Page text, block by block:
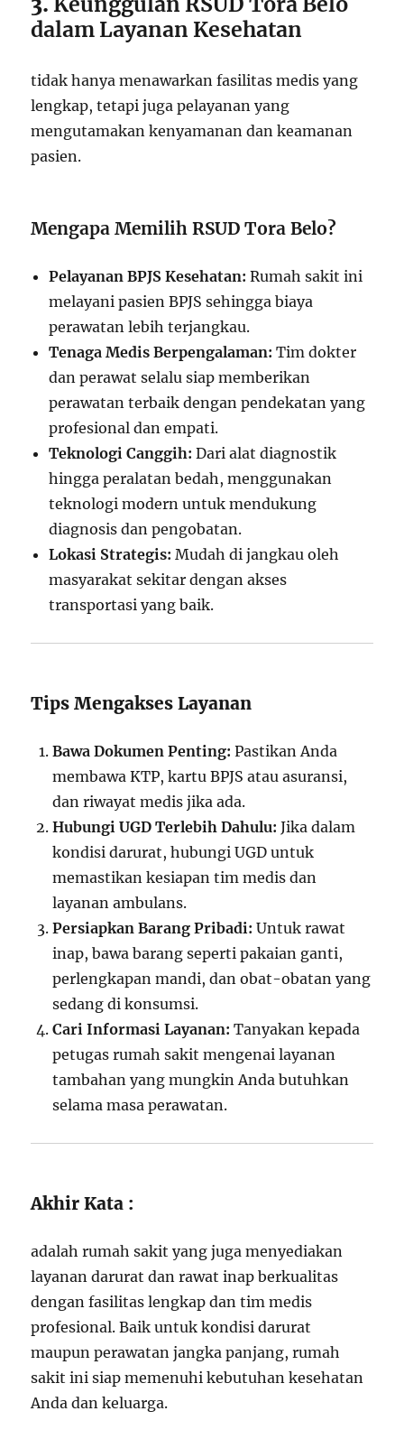
dalam Layanan Kesehatan
tidak hanya menawarkan fasilitas medis yang
lengkap, tetapi juga pelayanan yang
mengutamakan kenyamanan dan keamanan
pasien.
Mengapa Memilih RSUD Tora Belo?
Pelayanan BPJS Kesehatan: Rumah sakit ini
melayani pasien BPJS sehingga biaya
perawatan lebih terjangkau.
Tenaga Medis Berpengalaman: Tim dokter
dan perawat selalu siap memberikan
perawatan terbaik dengan pendekatan yang
profesional dan empati.
Teknologi Canggih: Dari alat diagnostik
hingga peralatan bedah, menggunakan
teknologi modern untuk mendukung
diagnosis dan pengobatan.
Lokasi Strategis: Mudah di jangkau oleh
masyarakat sekitar dengan akses
transportasi yang baik.
Tips Mengakses Layanan
Bawa Dokumen Penting: Pastikan Anda
membawa KTP, kartu BPJS atau asuransi,
dan riwayat medis jika ada.
Hubungi UGD Terlebih Dahulu: Jika dalam
kondisi darurat, hubungi UGD untuk
memastikan kesiapan tim medis dan
layanan ambulans.
Persiapkan Barang Pribadi: Untuk rawat
inap, bawa barang seperti pakaian ganti,
perlengkapan mandi, dan obat-obatan yang
sedang di konsumsi.
Cari Informasi Layanan: Tanyakan kepada
petugas rumah sakit mengenai layanan
tambahan yang mungkin Anda butuhkan
selama masa perawatan.
Akhir Kata :
adalah rumah sakit yang juga menyediakan
layanan darurat dan rawat inap berkualitas
dengan fasilitas lengkap dan tim medis
profesional. Baik untuk kondisi darurat
maupun perawatan jangka panjang, rumah
sakit ini siap memenuhi kebutuhan kesehatan
Anda dan keluarga.